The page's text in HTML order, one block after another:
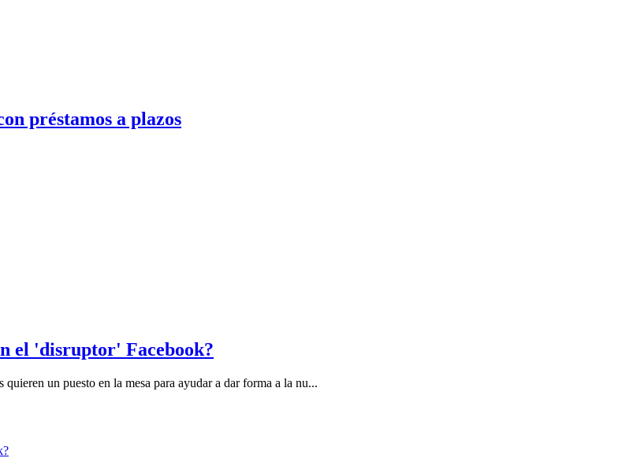
préstamos a plazos
el 'disruptor' Facebook?
un puesto en la mesa para ayudar a dar forma a la nu...